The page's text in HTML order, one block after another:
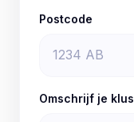
Postcode
Omschrijf je klus